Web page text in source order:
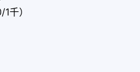
千）